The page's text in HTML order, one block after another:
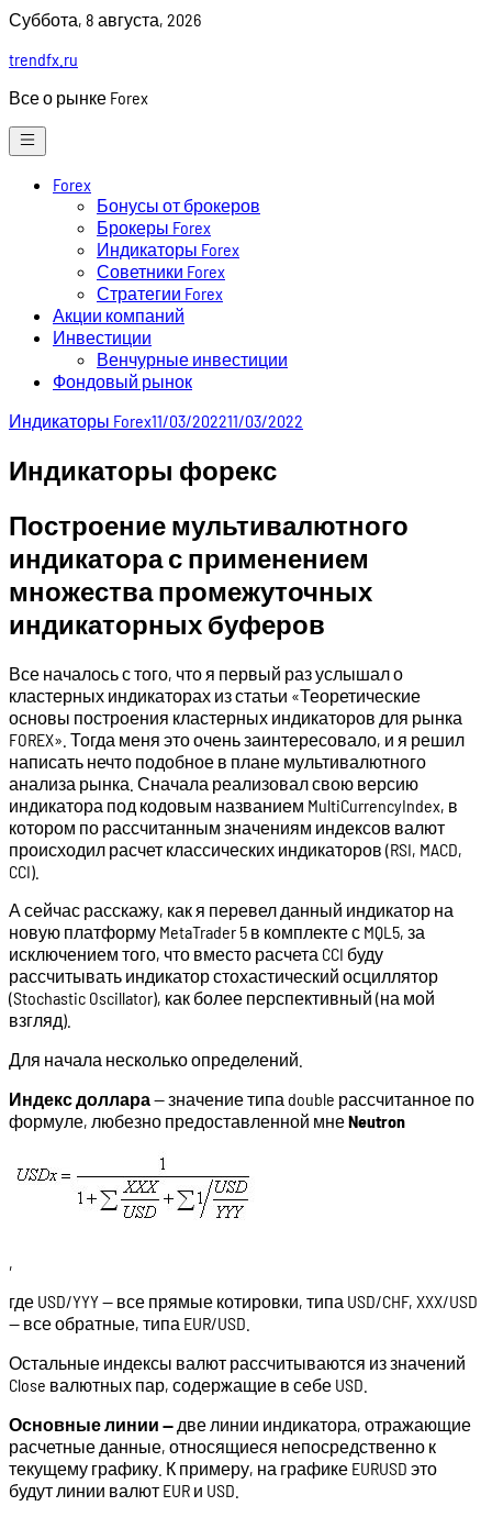
Skip
content
Суббота, 8 августа, 2026
trendfx.ru
Все о рынке Forex
Forex
Бонусы от брокеров
Брокеры Forex
Индикаторы Forex
Советники Forex
Стратегии Forex
Акции компаний
Инвестиции
Венчурные инвестиции
Фондовый рынок
Индикаторы Forex11/03/202211/03/2022
Индикаторы форекс
Построение мультивалютного
индикатора с применением
множества промежуточных
индикаторных буферов
Все началось с того, что я первый раз услышал о
кластерных индикаторах из статьи «Теоретические
основы построения кластерных индикаторов для рынка
FOREX». Тогда меня это очень заинтересовало, и я решил
написать нечто подобное в плане мультивалютного
анализа рынка. Сначала реализовал свою версию
индикатора под кодовым названием MultiCurrencyIndex, в
котором по рассчитанным значениям индексов валют
происходил расчет классических индикаторов (RSI, MACD,
CCI).
А сейчас расскажу, как я перевел данный индикатор на
новую платформу MetaTrader 5 в комплекте с MQL5, за
исключением того, что вместо расчета CCI буду
рассчитывать индикатор стохастический осциллятор
(Stochastic Oscillator), как более перспективный (на мой
взгляд).
Для начала несколько определений.
Индекс доллара — значение типа double рассчитанное по
формуле, любезно предоставленной мнеNeutron
,
где USD/YYY — все прямые котировки, типа USD/CHF, XXX/USD
— все обратные, типа EUR/USD.
Остальные индексы валют рассчитываются из значений
Close валютных пар, содержащие в себе USD.
Основные линии — две линии индикатора, отражающие
расчетные данные, относящиеся непосредственно к
текущему графику. К примеру, на графике EURUSD это
будут линии валют EUR и USD.